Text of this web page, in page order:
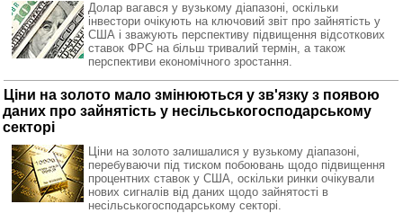
Долар вагався у вузькому діапазоні, оскільки
інвестори очікують на ключовий звіт про зайнятість у
США і зважують перспективу підвищення відсоткових
ставок ФРС на більш тривалий термін, а також
перспективи економічного зростання.
Ціни на золото мало змінюються у зв'язку з появою
даних про зайнятість у несільськогосподарському
секторі
Ціни на золото залишалися у вузькому діапазоні,
перебуваючи під тиском побоювань щодо підвищення
процентних ставок у США, оскільки ринки очікували
нових сигналів від даних щодо зайнятості в
несільськогосподарському секторі.